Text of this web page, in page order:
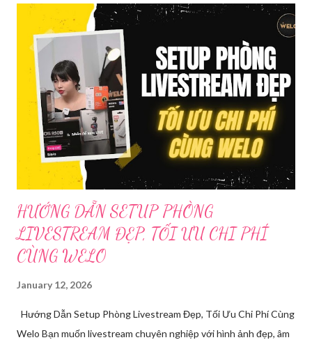
mạng xã hội hoặc website theo thời gian thực. Để thực hiện
được điều này, người dùng cần đến sự hỗ trợ của những công cụ
chuyên biệt giúp xử lý hình ảnh, âm thanh, hiệu ứng và kết nối ổn
định. Những công cụ hỗ trợ livestream chuyên biệt Hiện nay,
phần mềm Livestream không chỉ phục vụ streamer hay game thủ
mà còn là trợ thủ đắc lực cho nhà bán hàng online, giáo viên,
doanh nghiệp, nhà sáng tạo nội dung. Việc lựa chọn đúng phần
mềm sẽ giúp bu...
HƯỚNG DẪN SETUP PHÒNG
LIVESTREAM ĐẸP, TỐI ƯU CHI PHÍ
CÙNG WELO
January 12, 2026
Hướng Dẫn Setup Phòng Livestream Đẹp, Tối Ưu Chi Phí Cùng
Welo Bạn muốn livestream chuyên nghiệp với hình ảnh đẹp, âm